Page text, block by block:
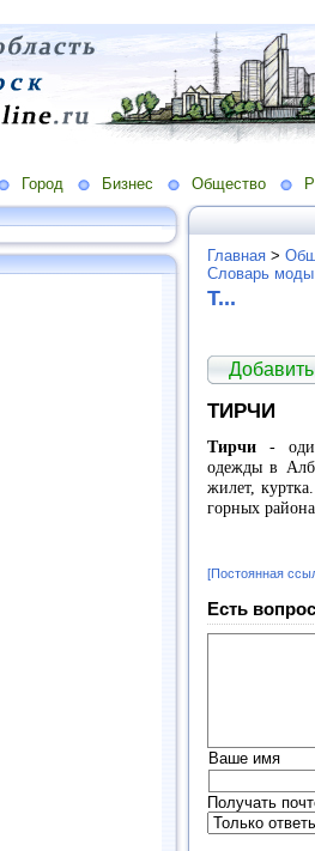
Город Бизнес Общество
Главная >
Словарь
Т...
ТИРЧИ
Тирчи -
одежды в
жилет,
горных
[Постоянная
Есть
Ваше имя
Получать